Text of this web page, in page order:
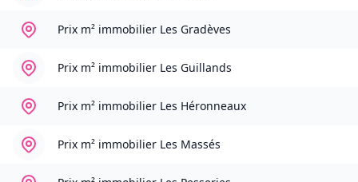
Prix m² immobilier Les Gradèves
Prix m² immobilier Les Guillands
Prix m² immobilier Les Héronneaux
Prix m² immobilier Les Massés